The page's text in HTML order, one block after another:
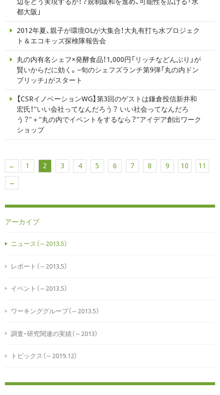
都大阪」
2012年夏、親子が環境OLが大集合！大丸有打ち水プロジェク
ト＆エコキッズ探検隊報告会
丸の内有名シェフ×発酵食品！1,000円「リッチなどんぶり」が
賢いからだに効く。−旬のシェフズランチ第9弾「丸の内ドン
ブリッチ」がスタート
【CSRイノベーションWG】第3回のゲストは鎌倉投信新井和
宏氏！"いい会社ってなんだろう？ いい社会ってなんだろ
う？"＋"丸の内でイベントをするなら？"アイデア創出ワーク
ショップ
← 1 2 3 4 5 6 7 8 9 10 11
→
アーカイブ
ニュース（～2013.5）
レポート（～2013.5）
イベント（～2013.5）
ワーキンググループ（～2013.5）
調査・研究関連の実績（～2013）
トピックス（～2019.12）